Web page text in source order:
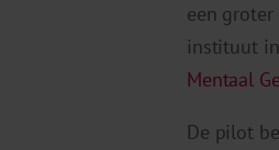
een
instituut
Mentaal
De pilot